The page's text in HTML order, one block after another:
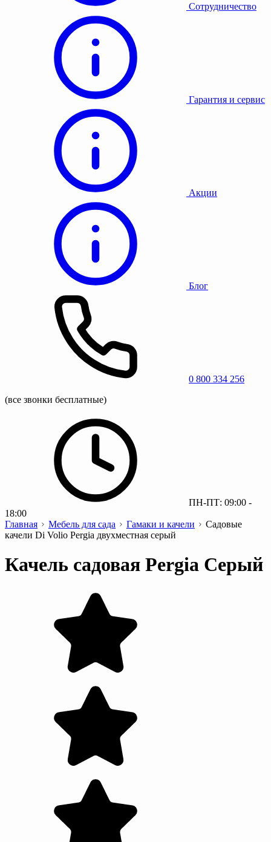
Сотрудничество
Гарантия и сервис
Акции
Блог
0 800 334 256
(все звонки бесплатные)
ПН-ПТ: 09:00 -
18:00
Главная
Мебель для сада Гамаки и качели
Садовые
качели Di Volio Pergia двухместная серый
Качель садовая Pergia Серый